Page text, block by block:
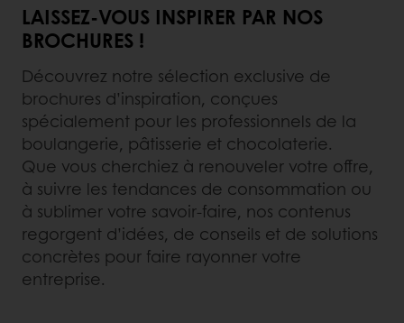
LAISSEZ-VOUS INSPIRER PAR NOS
BROCHURES !
Découvrez notre sélection exclusive de
brochures d’inspiration, conçues
spécialement pour les professionnels de la
boulangerie, pâtisserie et chocolaterie.
Que vous cherchiez à renouveler votre offre,
à suivre les tendances de consommation ou
à sublimer votre savoir-faire, nos contenus
regorgent d’idées, de conseils et de solutions
concrètes pour faire rayonner votre
entreprise.